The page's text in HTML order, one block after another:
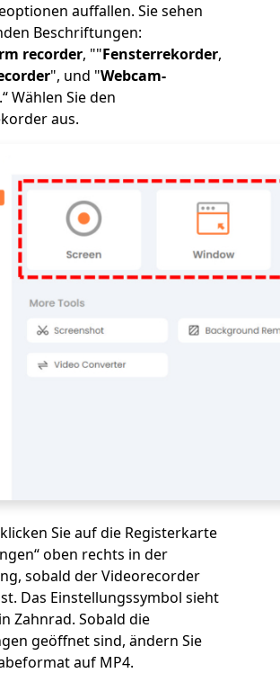
auffallen. Sie sehen
Beschriftungen:
recorder, ""Fensterrekorder,
", und "Webcam-
.“ Wählen Sie den
aus.
Sie auf die Registerkarte
oben rechts in der
sobald der Videorecorder
Das Einstellungssymbol sieht
Zahnrad. Sobald die
geöffnet sind, ändern Sie
auf MP4.